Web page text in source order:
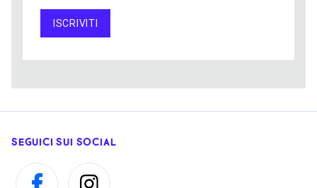
ISCRIVITI
SEGUICI SUI SOCIAL